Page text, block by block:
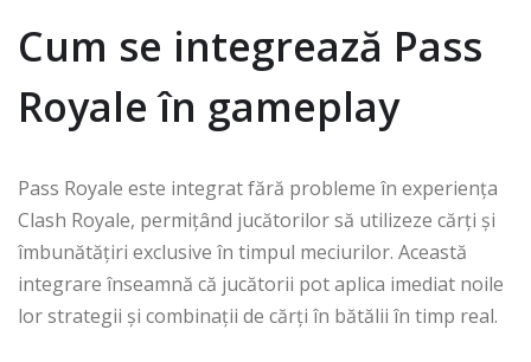
Cum se integrează Pass
Royale în gameplay
Pass Royale este integrat fără probleme în experiența
Clash Royale, permițând jucătorilor să utilizeze cărți și
îmbunătățiri exclusive în timpul meciurilor. Această
integrare înseamnă că jucătorii pot aplica imediat noile
lor strategii și combinații de cărți în bătălii în timp real.